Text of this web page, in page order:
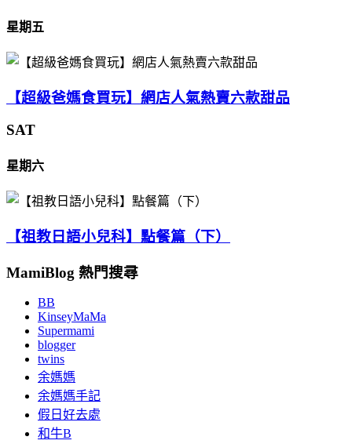
星期五
【超級爸媽食買玩】網店人氣熱賣六款甜品
SAT
星期六
【祖教日語小兒科】點餐篇（下）
MamiBlog 熱門搜尋
BB
KinseyMaMa
Supermami
blogger
twins
余媽媽
余媽媽手記
假日好去處
和牛B